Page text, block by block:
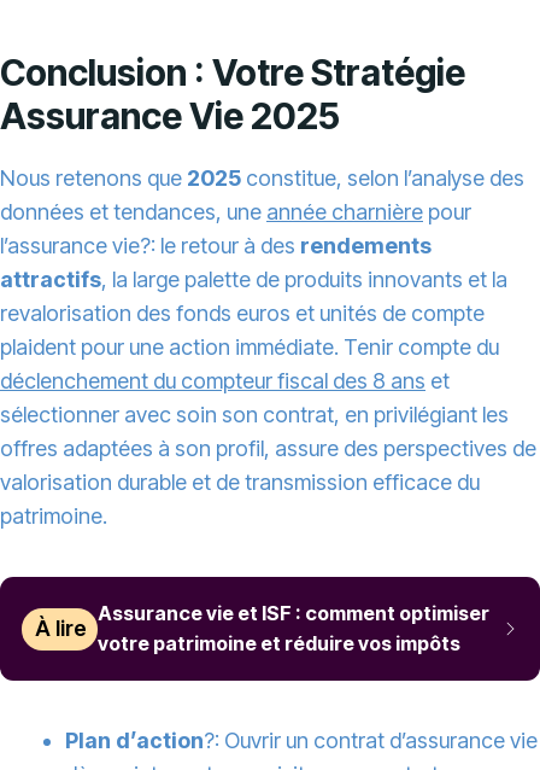
Conclusion : Votre Stratégie
Assurance Vie 2025
Nous retenons que 2025 constitue, selon l’analyse des
données et tendances, une année charnière pour
l’assurance vie?: le retour à des rendements
attractifs, la large palette de produits innovants et la
revalorisation des fonds euros et unités de compte
plaident pour une action immédiate. Tenir compte du
déclenchement du compteur fiscal des 8 ans et
sélectionner avec soin son contrat, en privilégiant les
offres adaptées à son profil, assure des perspectives de
valorisation durable et de transmission efficace du
patrimoine.
À lire
Assurance vie et ISF : comment optimiser
votre patrimoine et réduire vos impôts
Plan d’action?: Ouvrir un contrat d’assurance vie